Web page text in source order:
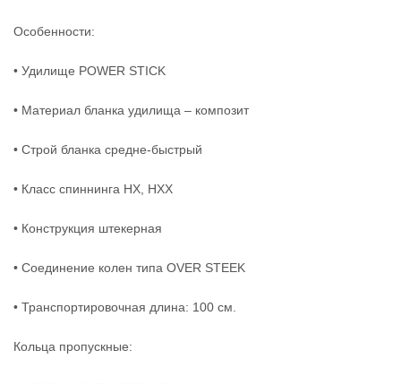
Особенности:
• Удилище POWER STICK
• Материал бланка удилища – композит
• Строй бланка средне-быстрый
• Класс спиннинга HX, HXX
• Конструкция штекерная
• Соединение колен типа OVER STEEK
• Транспортировочная длина: 100 см.
Кольца пропускные: